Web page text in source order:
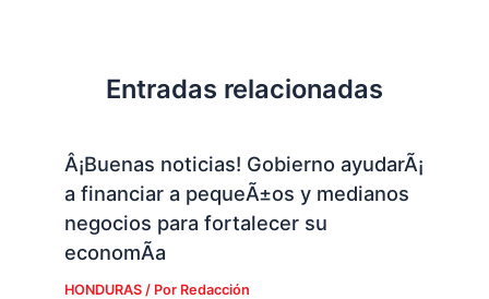
Entradas relacionadas
Â¡Buenas noticias! Gobierno ayudarÃ¡
a financiar a pequeÃ±os y medianos
negocios para fortalecer su
economÃ­a
HONDURAS/ Por Redacción